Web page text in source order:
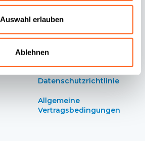
Auswahl erlauben
Ablehnen
Cookie-Richtlinie
Datenschutzrichtlinie
Allgemeine
Vertragsbedingungen